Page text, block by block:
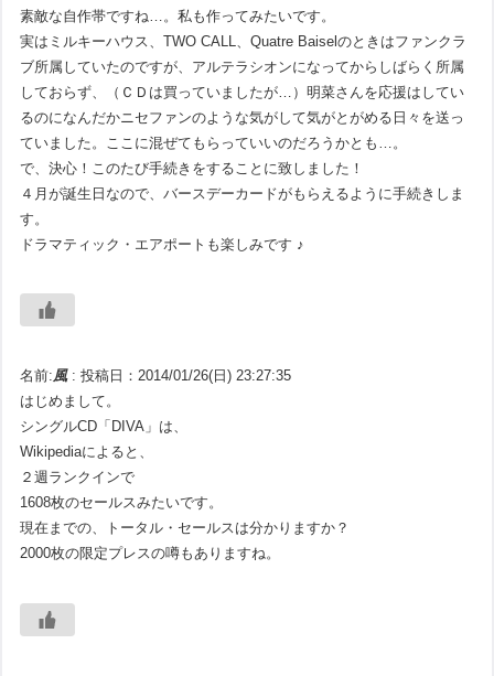
素敵な自作帯ですね…。私も作ってみたいです。
実はミルキーハウス、TWO CALL、Quatre Baiselのときはファンクラ
ブ所属していたのですが、アルテラシオンになってからしばらく所属
しておらず、（ＣＤは買っていましたが…）明菜さんを応援はしてい
るのになんだかニセファンのような気がして気がとがめる日々を送っ
ていました。ここに混ぜてもらっていいのだろうかとも…。
で、決心！このたび手続きをすることに致しました！
４月が誕生日なので、バースデーカードがもらえるように手続きしま
す。
ドラマティック・エアポートも楽しみです ♪
名前:風: 投稿日：2014/01/26(日) 23:27:35
はじめまして。
シングルCD「DIVA」は、
Wikipediaによると、
２週ランクインで
1608枚のセールスみたいです。
現在までの、トータル・セールスは分かりますか？
2000枚の限定プレスの噂もありますね。